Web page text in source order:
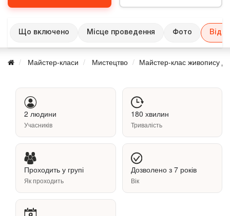
Що включено Місце проведення Фото
Майстер-класи Мистецтво Майстер-клас живопису
2 людини
Учасників
180 хвилин
Тривалість
Проходить у групі
Як проходить
Дозволено з 7 років
Вік